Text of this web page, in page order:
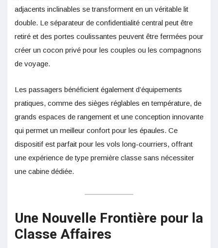
adjacents inclinables se transforment en un véritable lit
double. Le séparateur de confidentialité central peut être
retiré et des portes coulissantes peuvent être fermées pour
créer un cocon privé pour les couples ou les compagnons
de voyage.
Les passagers bénéficient également d’équipements
pratiques, comme des sièges réglables en température, de
grands espaces de rangement et une conception innovante
qui permet un meilleur confort pour les épaules. Ce
dispositif est parfait pour les vols long-courriers, offrant
une expérience de type première classe sans nécessiter
une cabine dédiée.
Une Nouvelle Frontière pour la
Classe Affaires